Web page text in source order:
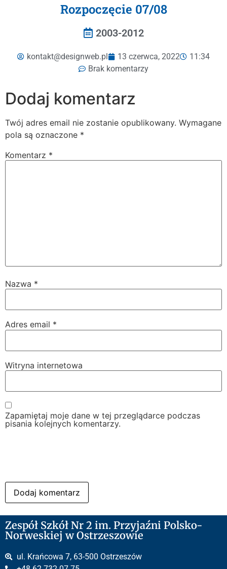
Rozpoczęcie 07/08
2003-2012
kontakt@designweb.pl 13 czerwca, 2022
11:34
Brak komentarzy
Dodaj komentarz
Twój adres email nie zostanie opublikowany. Wymagane
pola są oznaczone *
Komentarz *
Nazwa *
Adres email *
Witryna internetowa
Zapamiętaj moje dane w tej przeglądarce podczas
pisania kolejnych komentarzy.
Zespół Szkół Nr 2 im. Przyjaźni Polsko-
Norweskiej w Ostrzeszowie
ul. Krańcowa 7, 63-500 Ostrzeszów